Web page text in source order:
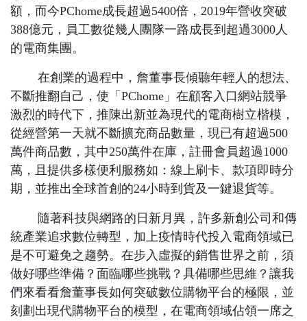
額，而今PChome成長超過5400倍， 2019年營收突破
388億元，員工數從幾人團隊一路成長到超過3000 人
的電商集團。
在創業的過程中，詹董事長傾聽年輕人的想法、
不斷推翻自己，使「 PChome 」在顧客入口網站競爭
激烈的時代下，推陳出新並為現代的電商樹立楷模，
從經營第一天就不斷擴充商品數量，現已有超過500
萬件商品數，其中250萬件在庫，註冊會員超過1000
萬，且提供多樣便利服務如：線上刷卡、款項即時分
期，並推出全球首創的24小時到貨及一鍵退貨等。
隨著科技與網路的日新月異，許多新創公司和傳
統產業追求數位轉型，加上疫情時代投入電商領域已
是不可避免之趨勢。在步入虛擬的銷售世界之前，須
做好哪些準備？面臨哪些挑戰？具備哪些思維？讓我
們來看看詹董事長如何突破數位購物平台的極限，並
刻劃出現代購物平台的模型，在電商領域佔領一席之